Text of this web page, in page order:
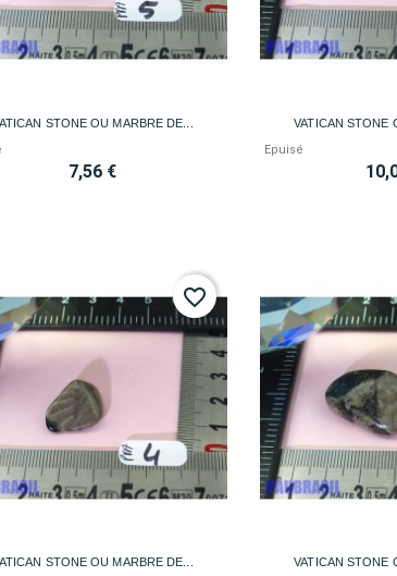
STONE OU MARBRE DE...
7,56 €
Aperçu rapide VATICAN STONE
Epuisé

STONE OU MARBRE DE...
Aperçu rapide
favorite_border
VATICAN STONE
